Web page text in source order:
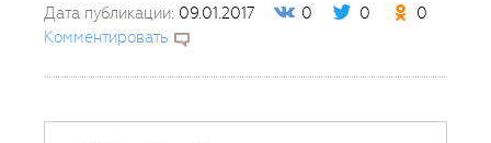
Дата публикации: 09.01.2017 0 0
0
Комментировать